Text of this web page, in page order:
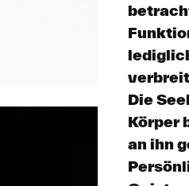
Die
Körper
an ihn